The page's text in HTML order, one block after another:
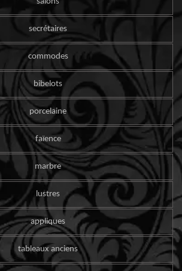
secrétaires
commodes
bibelots
porcelaine
faïence
marbre
lustres
appliques
tableaux anciens